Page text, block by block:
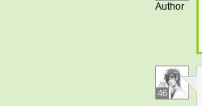
Author
46